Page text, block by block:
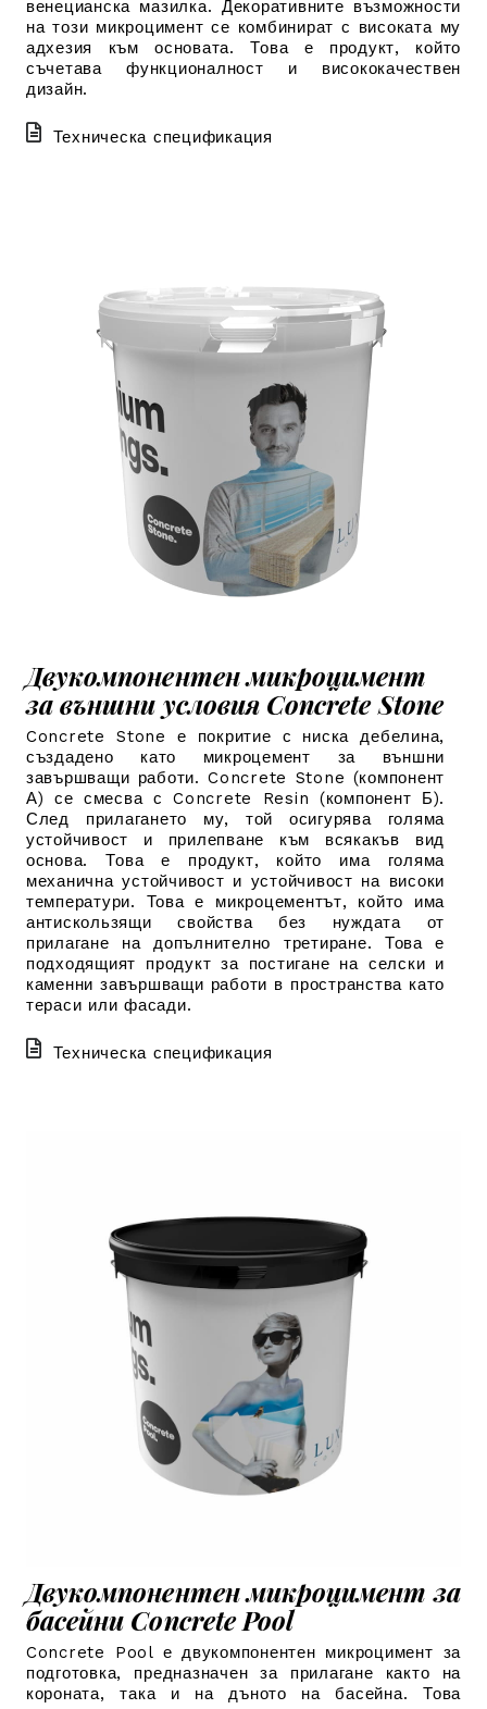
венецианска мазилка. Декоративните възможности
на този микроцимент се комбинират с високата му
адхезия към основата. Това е продукт, който
съчетава функционалност и висококачествен
дизайн.
Техническа спецификация
Двукомпонентен микроцимент
за външни условия Concrete Stone
Concrete Stone е покритие с ниска дебелина,
създадено като микроцемент за външни
завършващи работи. Concrete Stone (компонент
А) се смесва с Concrete Resin (компонент Б).
След прилагането му, той осигурява голяма
устойчивост и прилепване към всякакъв вид
основа.Това е продукт, който има голяма
механична устойчивост и устойчивост на високи
температури. Това е микроцементът, който има
антискользящи свойства без нуждата от
прилагане на допълнително третиране. Това е
подходящият продукт за постигане на селски и
каменни завършващи работи в пространства като
тераси или фасади.
Техническа спецификация
Двукомпонентен микроцимент за
басейни Concrete Pool
Concrete Pool е двукомпонентен микроцимент за
подготовка, предназначен за прилагане както на
короната, така и на дъното на басейна. Това